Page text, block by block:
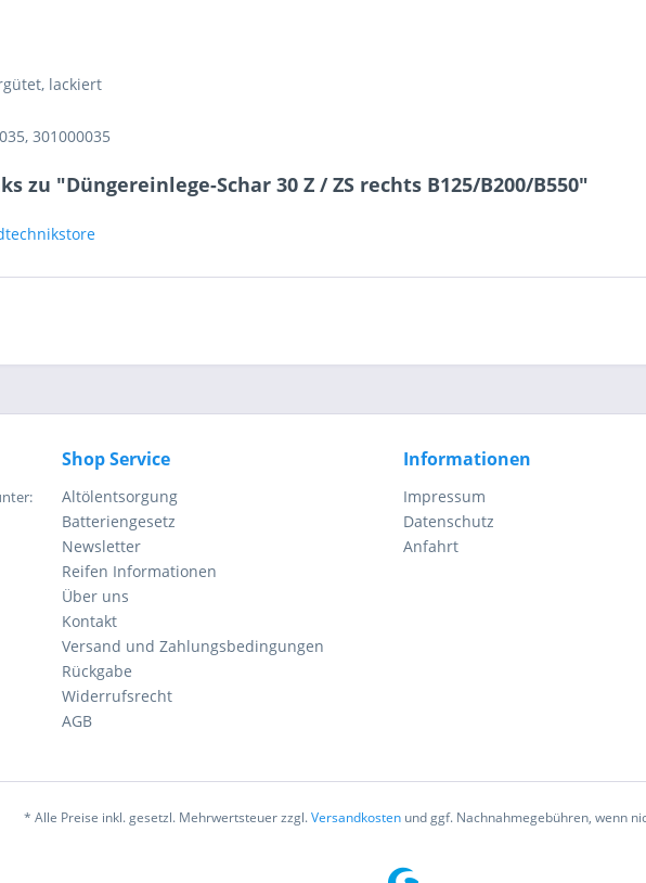
Mit *
lackiert
301000035
zu "Düngereinlege-Schar 30 Z / ZS rechts B125/B200/B550"
Shop Service
Altölentsorgung
Batteriengesetz
Newsletter
Reifen Informationen
Über uns
Kontakt
Versand und Zahlungsbedingungen
Rückgabe
Widerrufsrecht
AGB
Informationen
Impressum
Datenschutz
Anfahrt
* Alle Preise inkl. gesetzl. Mehrwertsteuer zzgl.Versandkostenund ggf. Nachnahmegebühren, wenn